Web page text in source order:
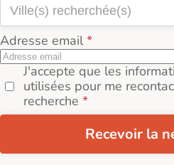
Adresse email
J'accepte que les
utilisées pour me
recherche
Recevoir la